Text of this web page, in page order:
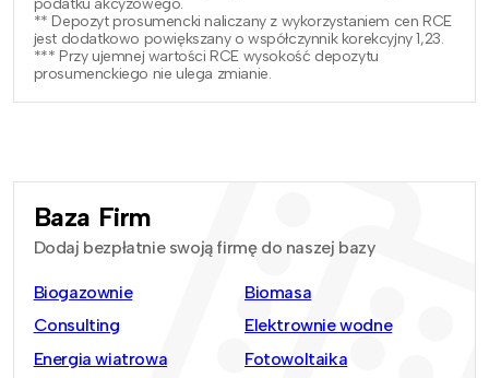
** Depozyt prosumencki naliczany z wykorzystaniem cen RCE
jest dodatkowo powiększany o współczynnik korekcyjny 1,23.
*** Przy ujemnej wartości RCE wysokość depozytu
prosumenckiego nie ulega zmianie.
Baza Firm
Dodaj bezpłatnie swoją firmę do naszej bazy
Biogazownie
Biomasa
Consulting
Elektrownie wodne
Energia wiatrowa
Fotowoltaika